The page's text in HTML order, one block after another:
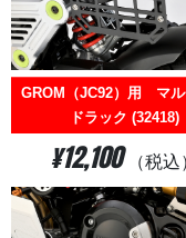
GROM（JC92）用 マル
ドラック (32418)
¥12,100 （税込）